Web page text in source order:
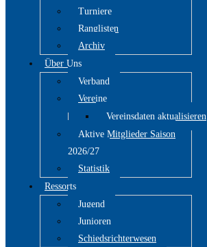
Turniere
Ranglisten
Archiv
Über Uns
Verband
Vereine
Vereinsdaten aktualisieren
Aktive Mitglieder Saison
2026/27
Statistik
Ressorts
Jugend
Junioren
Schiedsrichterwesen